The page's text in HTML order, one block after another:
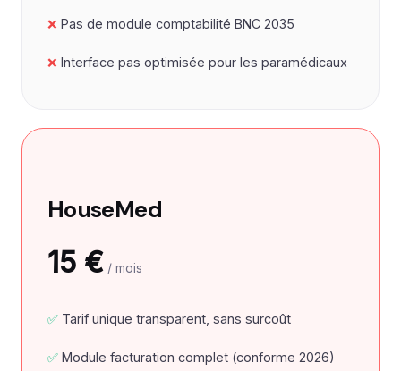
Pas de module comptabilité BNC 2035
Interface pas optimisée pour les paramédicaux
HouseMed
15 € / mois
Tarif unique transparent, sans surcoût
Module facturation complet (conforme 2026)